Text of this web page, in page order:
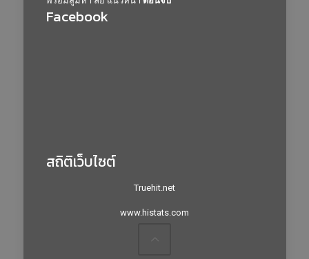
Facebook
สถิติเว็บไซต์
Truehit.net
www.histats.com